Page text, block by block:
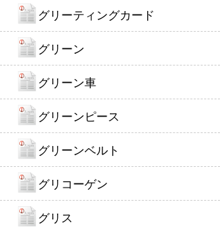
グリーティングカード
グリーン
グリーン車
グリーンピース
グリーンベルト
グリコーゲン
グリス